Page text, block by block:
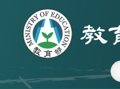
跳到主要內容區塊